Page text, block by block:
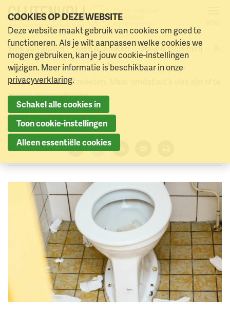
Naar menu Naar hoofdinhoud
Ziek van gluten Eten & drinken Jong & glutenvrij
Teken de petitie!
De helft van de leerlingen gaat (bijna) nooit naar de wc op
school.
Niet omdat ze niet moeten. Maar omdat wc’s vies zijn of te
weinig privacy bieden.
23 februari 2026
Deel dit artikel:
Facebook
TwitterLinkedInVerzenden
Printen
COOKIES OP DEZE WEBSITE
Deze website maakt gebruik van cookies om goed te
functioneren. Als je wilt aanpassen welke cookies we
mogen gebruiken, kan je jouw cookie-instellingen
wijzigen. Meer informatie is beschikbaar in onze
privacyverklaring.
Schakel alle cookies in
Toon cookie-instellingen
Alleen essentiële cookies